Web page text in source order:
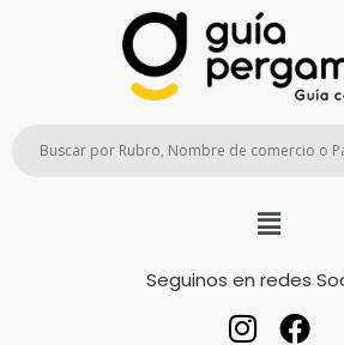
Seguinos en redes